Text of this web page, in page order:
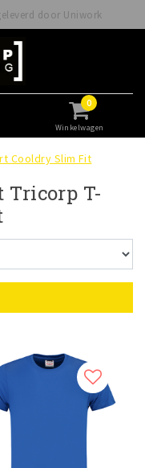
door Uniwork
0
Winkelwagen
Cooldry Slim Fit
Tricorp T-